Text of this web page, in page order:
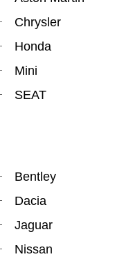
Chrysler
Honda
Mini
SEAT
Bentley
Dacia
Jaguar
Nissan